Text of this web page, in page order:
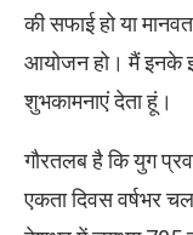
की सफाई हो या
आयोजन हो। मैं इनके
शुभकामनाएं देता हूं।
गौरतलब है कि युग
एकता दिवस वर्षभर